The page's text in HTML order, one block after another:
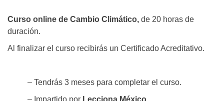
Curso online de Cambio Climático, de 20 horas de
duración.
Al finalizar el curso recibirás un Certificado Acreditativo.
– Tendrás 3 meses para completar el curso.